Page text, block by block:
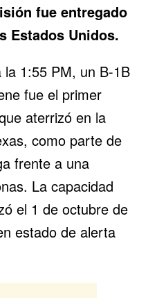
fue entregado
Estados Unidos.
1:55 PM, un B-1B
fue el primer
aterrizó en la
como parte de
frente a una
La capacidad
el 1 de octubre de
estado de alerta